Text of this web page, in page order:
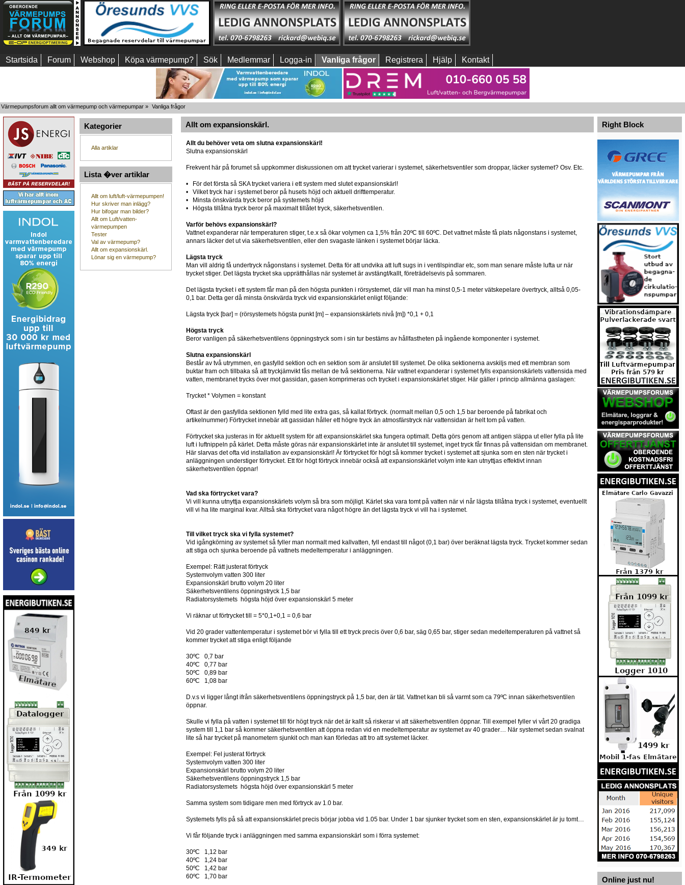
Startsida Forum Webshop Köpa värmepump? Sök Medlemmar Logga-in Vanliga frågor Registrera Hjälp Kontakt
Värmepumpsforum allt om värmepump och värmepumpar » Vanliga frågor
Kategorier
Alla artiklar
Lista �ver artiklar
Allt om luft/luft-värmepumpen!
Hur skriver man inlägg?
Hur bifogar man bilder?
Allt om Luft/vatten-
värmepumpen
Tester
Val av värmepump?
Allt om expansionskärl.
Lönar sig en värmepump?
Allt om expansionskärl.
Allt du behöver veta om slutna expansionskärl!
Slutna expansionskärl
Frekvent här på forumet så uppkommer diskussionen om att trycket varierar i systemet, säkerhetsventiler som droppar, läcker systemet? Osv. Etc.
• För det första så SKA trycket variera i ett system med slutet expansionskärl!
• Vilket tryck har i systemet beror på husets höjd och aktuell drifttemperatur.
• Minsta önskvärda tryck beror på systemets höjd
• Högsta tillåtna tryck beror på maximalt tillåtet tryck, säkerhetsventilen.
Varför behövs expansionskärl?
Vattnet expanderar när temperaturen stiger, t.e.x så ökar volymen ca 1,5% från 20ºC till 60ºC. Det vattnet måste få plats någonstans i systemet,
annars läcker det ut via säkerhetsventilen, eller den svagaste länken i systemet börjar läcka.
Lägsta tryck
Man vill aldrig få undertryck någonstans i systemet. Detta för att undvika att luft sugs in i ventilspindlar etc, som man senare måste lufta ur när
trycket stiger. Det lägsta trycket ska upprätthållas när systemet är avstängt/kallt, företrädelsevis på sommaren.
Det lägsta trycket i ett system får man på den högsta punkten i rörsystemet, där vill man ha minst 0,5-1 meter vätskepelare övertryck, alltså 0,05-
0,1 bar. Detta ger då minsta önskvärda tryck vid expansionskärlet enligt följande:
Lägsta tryck [bar] = (rörsystemets högsta punkt [m] – expansionskärlets nivå [m]) *0,1 + 0,1
Högsta tryck
Beror vanligen på säkerhetsventilens öppningstryck som i sin tur bestäms av hållfastheten på ingående komponenter i systemet.
Slutna expansionskärl
Består av två utrymmen, en gasfylld sektion och en sektion som är anslutet till systemet. De olika sektionerna avskiljs med ett membran som
buktar fram och tillbaka så att tryckjämvikt fås mellan de två sektionerna. När vattnet expanderar i systemet fylls expansionskärlets vattensida med
vatten, membranet trycks över mot gassidan, gasen komprimeras och trycket i expansionskärlet stiger. Här gäller i princip allmänna gaslagen:
Trycket * Volymen = konstant
Oftast är den gasfyllda sektionen fylld med lite extra gas, så kallat förtryck. (normalt mellan 0,5 och 1,5 bar beroende på fabrikat och
artikelnummer) Förtrycket innebär att gassidan håller ett högre tryck än atmosfärstryck när vattensidan är helt tom på vatten.
Förtrycket ska justeras in för aktuellt system för att expansionskärlet ska fungera optimalt. Detta görs genom att antigen släppa ut eller fylla på lite
luft i luftnippeln på kärlet. Detta måste göras när expansionskärlet inte är anslutet till systemet, inget tryck får finnas på vattensidan om membranet.
Här slarvas det ofta vid installation av expansionskärl! Är förtrycket för högt så kommer trycket i systemet att sjunka som en sten när trycket i
anläggningen understiger förtrycket. Ett för högt förtryck innebär också att expansionskärlet volym inte kan utnyttjas effektivt innan
säkerhetsventilen öppnar!
Vad ska förtrycket vara?
Vi vill kunna utnyttja expansionskärlets volym så bra som möjligt. Kärlet ska vara tomt på vatten när vi når lägsta tillåtna tryck i systemet, eventuellt
vill vi ha lite marginal kvar. Alltså ska förtrycket vara något högre än det lägsta tryck vi vill ha i systemet.
Till vilket tryck ska vi fylla systemet?
Vid igångkörning av systemet så fyller man normalt med kallvatten, fyll endast till något (0,1 bar) över beräknat lägsta tryck. Trycket kommer sedan
att stiga och sjunka beroende på vattnets medeltemperatur i anläggningen.
Exempel: Rätt justerat förtryck
Systemvolym vatten 300 liter
Expansionskärl brutto volym 20 liter
Säkerhetsventilens öppningstryck 1,5 bar
Radiatorsystemets högsta höjd över expansionskärl 5 meter
Vi räknar ut förtrycket till = 5*0,1+0,1 = 0,6 bar
Vid 20 grader vattentemperatur i systemet bör vi fylla till ett tryck precis över 0,6 bar, säg 0,65 bar, stiger sedan medeltemperaturen på vattnet så
kommer trycket att stiga enligt följande
30ºC 0,7 bar
40ºC 0,77 bar
50ºC 0,89 bar
60ºC 1,08 bar
D.v.s vi ligger långt ifrån säkerhetsventilens öppningstryck på 1,5 bar, den är tät. Vattnet kan bli så varmt som ca 79ºC innan säkerhetsventilen
öppnar.
Skulle vi fylla på vatten i systemet till för högt tryck när det är kallt så riskerar vi att säkerhetsventilen öppnar. Till exempel fyller vi vårt 20 gradiga
system till 1,1 bar så kommer säkerhetsventilen att öppna redan vid en medeltemperatur av systemet av 40 grader… När systemet sedan svalnat
lite så har trycket på manometern sjunkit och man kan förledas att tro att systemet läcker.
Exempel: Fel justerat förtryck
Systemvolym vatten 300 liter
Expansionskärl brutto volym 20 liter
Säkerhetsventilens öppningstryck 1,5 bar
Radiatorsystemets högsta höjd över expansionskärl 5 meter
Samma system som tidigare men med förtryck av 1.0 bar.
Systemets fylls på så att expansionskärlet precis börjar jobba vid 1.05 bar. Under 1 bar sjunker trycket som en sten, expansionskärlet är ju tomt…
Vi får följande tryck i anläggningen med samma expansionskärl som i förra systemet:
30ºC 1,12 bar
40ºC 1,24 bar
50ºC 1,42 bar
60ºC 1,70 bar
Right Block
Online just nu!